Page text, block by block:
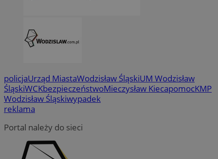
policjaUrząd MiastaWodzisław ŚląskiUM Wodzisław
ŚląskiWCKbezpieczeństwoMieczysław KiecapomocKMP
Wodzisław Śląskiwypadek
reklama
Portal należy do sieci